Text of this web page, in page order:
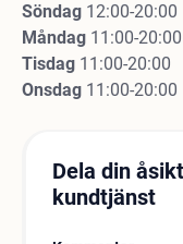
Söndag 12:00-20:00
Måndag 11:00-20:00
Tisdag 11:00-20:00
Onsdag 11:00-20:00
Dela din
kundtjänst